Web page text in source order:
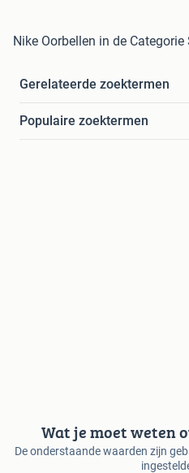
Nike Oorbellen in de Categorie
Gerelateerde zoektermen
Populaire zoektermen
Wat je moet weten
De onderstaande waarden zijn